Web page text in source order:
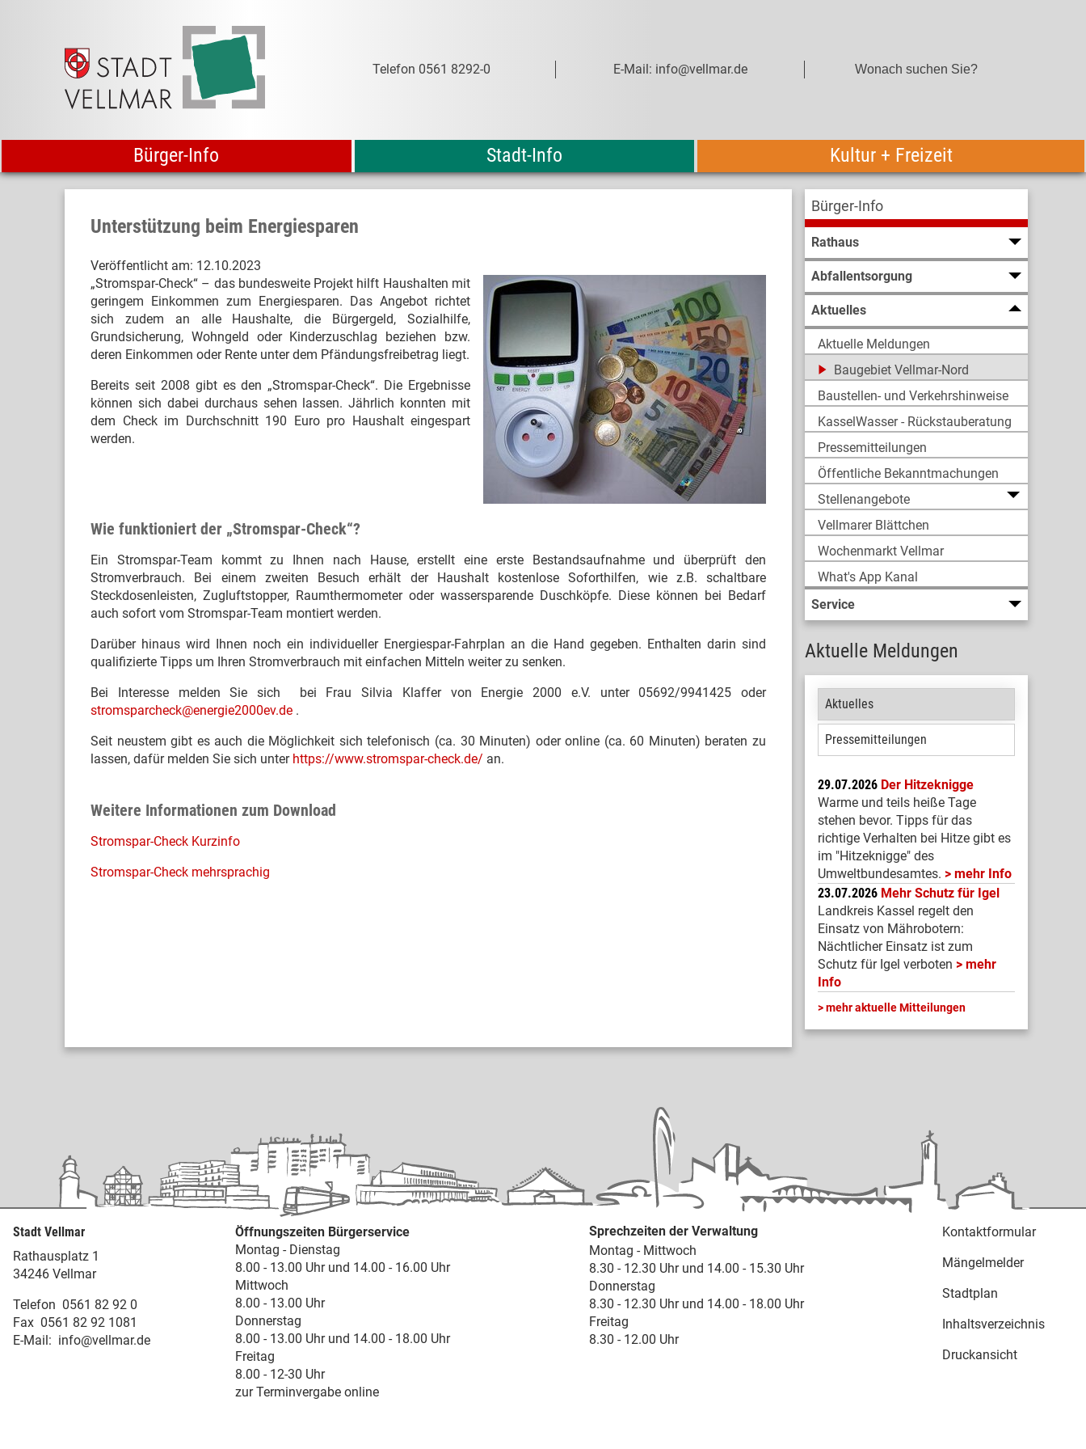
Telefon 0561 8292-0 E-Mail: info@vellmar.de
Bürger-Info Stadt-Info Kultur + Freizeit
Bürger-Info
Rathaus
Abfallentsorgung
Aktuelles
Aktuelle Meldungen
Baugebiet Vellmar-Nord
Baustellen- und Verkehrshinweise
KasselWasser - Rückstauberatung
Pressemitteilungen
Öffentliche Bekanntmachungen
Stellenangebote
Vellmarer Blättchen
Wochenmarkt Vellmar
What's App Kanal
Service
Aktuelle Meldungen
Aktuelles
Pressemitteilungen
29.07.2026 Der Hitzeknigge
Warme und teils heiße Tage
stehen bevor. Tipps für das
richtige Verhalten bei Hitze gibt es
im "Hitzeknigge" des
Umweltbundesamtes.
mehr Info
23.07.2026 Mehr Schutz für Igel
Landkreis Kassel regelt den
Einsatz von Mährobotern:
Nächtlicher Einsatz ist zum
Schutz für Igel verboten
mehr
Info
mehr aktuelle Mitteilungen
Unterstützung beim Energiesparen
Veröffentlicht am: 12.10.2023
„Stromspar-Check“ – das bundesweite Projekt hilft Haushalten mit
geringem Einkommen zum Energiesparen. Das Angebot richtet
sich zudem an alle Haushalte, die Bürgergeld, Sozialhilfe,
Grundsicherung, Wohngeld oder Kinderzuschlag beziehen bzw.
deren Einkommen oder Rente unter dem Pfändungsfreibetrag liegt.
Bereits seit 2008 gibt es den „Stromspar-Check“. Die Ergebnisse
können sich dabei durchaus sehen lassen. Jährlich konnten mit
dem Check im Durchschnitt 190 Euro pro Haushalt eingespart
werden.
Wie funktioniert der „Stromspar-Check“?
Ein Stromspar-Team kommt zu Ihnen nach Hause, erstellt eine erste Bestandsaufnahme und überprüft den
Stromverbrauch. Bei einem zweiten Besuch erhält der Haushalt kostenlose Soforthilfen, wie z.B. schaltbare
Steckdosenleisten, Zugluftstopper, Raumthermometer oder wassersparende Duschköpfe. Diese können bei Bedarf
auch sofort vom Stromspar-Team montiert werden.
Darüber hinaus wird Ihnen noch ein individueller Energiespar-Fahrplan an die Hand gegeben. Enthalten darin sind
qualifizierte Tipps um Ihren Stromverbrauch mit einfachen Mitteln weiter zu senken.
Bei Interesse melden Sie sich bei Frau Silvia Klaffer von Energie 2000 e.V. unter 05692/9941425 oder
stromsparcheck@energie2000ev.de .
Seit neustem gibt es auch die Möglichkeit sich telefonisch (ca. 30 Minuten) oder online (ca. 60 Minuten) beraten zu
lassen, dafür melden Sie sich unter https://www.stromspar-check.de/ an.
Weitere Informationen zum Download
Stromspar-Check Kurzinfo
Stromspar-Check mehrsprachig
Stadt Vellmar
Rathausplatz 1
34246 Vellmar
Telefon 0561 82 92 0
Fax 0561 82 92 1081
E-Mail: info@vellmar.de
Öffnungszeiten Bürgerservice
Montag - Dienstag
8.00 - 13.00 Uhr und 14.00 - 16.00 Uhr
Mittwoch
8.00 - 13.00 Uhr
Donnerstag
8.00 - 13.00 Uhr und 14.00 - 18.00 Uhr
Freitag
8.00 - 12-30 Uhr
zur Terminvergabe online
Sprechzeiten der Verwaltung
Montag - Mittwoch
8.30 - 12.30 Uhr und 14.00 - 15.30 Uhr
Donnerstag
8.30 - 12.30 Uhr und 14.00 - 18.00 Uhr
Freitag
8.30 - 12.00 Uhr
Kontaktformular
Mängelmelder
Stadtplan
Inhaltsverzeichnis
Druckansicht